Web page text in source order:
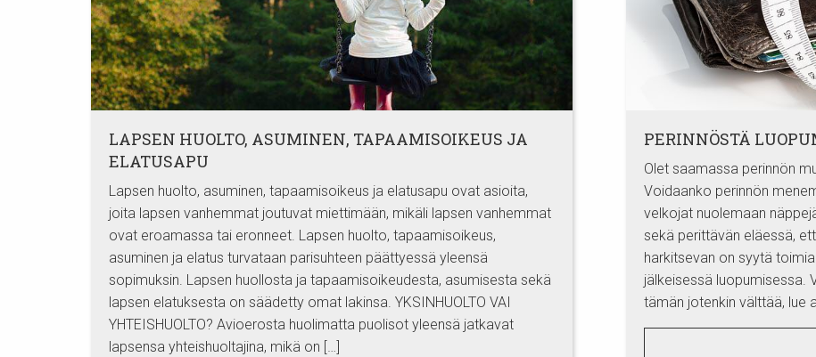
LAPSEN HUOLTO, ASUMINEN, TAPAAMISOIKEUS JA
ELATUSAPU
Lapsen huolto, asuminen, tapaamisoikeus ja elatusapu ovat asioita,
joita lapsen vanhemmat joutuvat miettimään, mikäli lapsen vanhemmat
ovat eroamassa tai eronneet. Lapsen huolto, tapaamisoikeus,
asuminen ja elatus turvataan parisuhteen päättyessä yleensä
sopimuksin. Lapsen huollosta ja tapaamisoikeudesta, asumisesta sekä
lapsen elatuksesta on säädetty omat lakinsa. YKSINHUOLTO VAI
YHTEISHUOLTO? Avioerosta huolimatta puolisot yleensä jatkavat
lapsensa yhteishuoltajina, mikä on […]
PERINNÖSTÄ
Olet saamassa perinnön
Voidaanko perinnön
velkojat nuolemaan
sekä perittävän eläessä,
harkitsevan on syytä
jälkeisessä luopumisessa.
tämän jotenkin välttää, lue